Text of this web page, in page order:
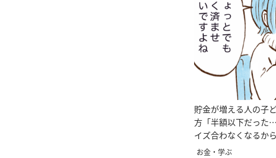
貯金が増える人の子
方「半額以下だった
イズ合わなくなるか
【まんが】
お金・学ぶ